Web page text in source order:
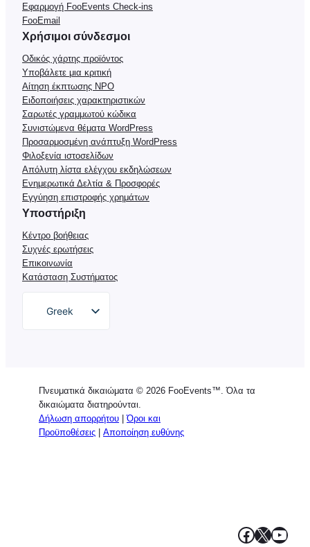
Εφαρμογή FooEvents Check-ins
FooEmail
Χρήσιμοι σύνδεσμοι
Οδικός χάρτης προϊόντος
Υποβάλετε μια κριτική
Αίτηση έκπτωσης NPO
Ειδοποιήσεις χαρακτηριστικών
Σαρωτές γραμμωτού κώδικα
Συνιστώμενα θέματα WordPress
Προσαρμοσμένη ανάπτυξη WordPress
Φιλοξενία ιστοσελίδων
Απόλυτη λίστα ελέγχου εκδηλώσεων
Ενημερωτικά Δελτία & Προσφορές
Εγγύηση επιστροφής χρημάτων
Υποστήριξη
Κέντρο βοήθειας
Συχνές ερωτήσεις
Επικοινωνία
Κατάσταση Συστήματος
Greek
Spanish
Italian
Πνευματικά δικαιώματα © 2026 FooEvents™. Όλα τα
δικαιώματα διατηρούνται.
Δήλωση απορρήτου |Όροι και
Προϋποθέσεις
Αποποίηση ευθύνης
Facebook
X